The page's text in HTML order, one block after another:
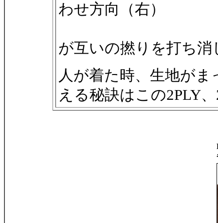
わせ方向（右）
が互いの撚りを打ち
人が着た時、生地が
える秘訣はこの2PLY